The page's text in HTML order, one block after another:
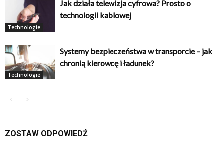
Technologie
Jak działa telewizja cyfrowa? Prosto o
technologii kablowej
Technologie
Systemy bezpieczeństwa w transporcie – jak
chronią kierowcę i ładunek?
ZOSTAW ODPOWIEDŹ